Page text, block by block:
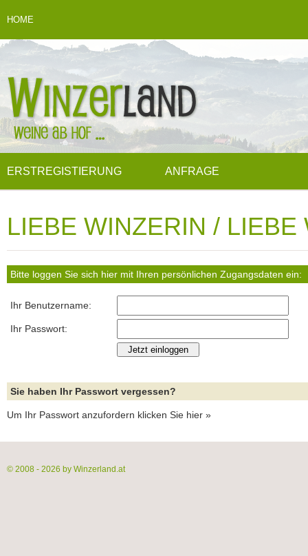
HOME
ERSTREGISTIERUNG ANFRAGE
LIEBE WINZERIN / LIEBE
Bitte loggen Sie sich hier mit Ihren persönlichen Zugangsdaten ein:
Ihr Benutzername:
Ihr Passwort:
Sie haben Ihr Passwort vergessen?
Um Ihr Passwort anzufordern klicken Sie hier »
© 2008 - 2026 by Winzerland.at